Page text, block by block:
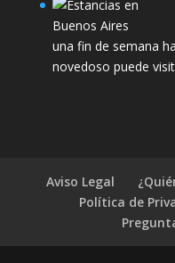
una fin de semana
novedoso puede
Aviso Legal
Política de